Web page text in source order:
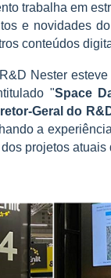
trabalha em
e novidades
conteúdos
Nester
"Space
Geral do
a
projetos